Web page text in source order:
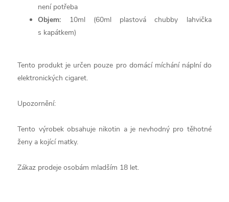
není potřeba
Objem: 10ml (60ml plastová chubby lahvička
s kapátkem)
Tento produkt je určen pouze pro domácí míchání náplní do
elektronických cigaret.
Upozornění:
Tento výrobek obsahuje nikotin a je nevhodný pro těhotné
ženy a kojící matky.
Zákaz prodeje osobám mladším 18 let.